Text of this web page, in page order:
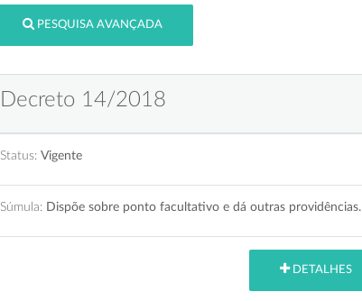
PESQUISA AVANÇADA
Decreto 14/2018
Status: Vigente
Súmula: Dispõe sobre ponto facultativo e dá outras providências.
DETALHES